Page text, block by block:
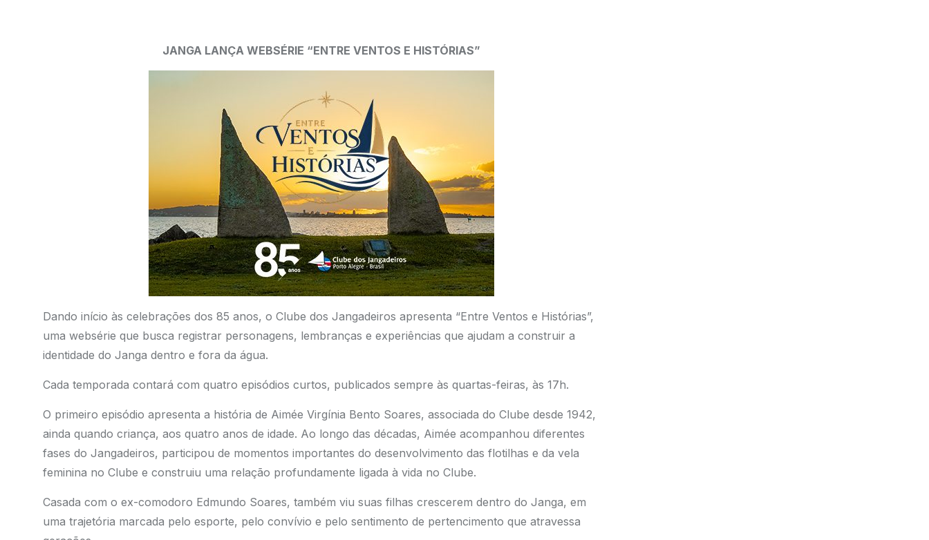
JANGA LANÇA WEBSÉRIE “ENTRE VENTOS E HISTÓRIAS”
Dando início às celebrações dos 85 anos, o Clube dos Jangadeiros apresenta “Entre Ventos e Histórias”,
uma websérie que busca registrar personagens, lembranças e experiências que ajudam a construir a
identidade do Janga dentro e fora da água.
Cada temporada contará com quatro episódios curtos, publicados sempre às quartas-feiras, às 17h.
O primeiro episódio apresenta a história de Aimée Virgínia Bento Soares, associada do Clube desde 1942,
ainda quando criança, aos quatro anos de idade. Ao longo das décadas, Aimée acompanhou diferentes
fases do Jangadeiros, participou de momentos importantes do desenvolvimento das flotilhas e da vela
feminina no Clube e construiu uma relação profundamente ligada à vida no Clube.
Casada com o ex-comodoro Edmundo Soares, também viu suas filhas crescerem dentro do Janga, em
uma trajetória marcada pelo esporte, pelo convívio e pelo sentimento de pertencimento que atravessa